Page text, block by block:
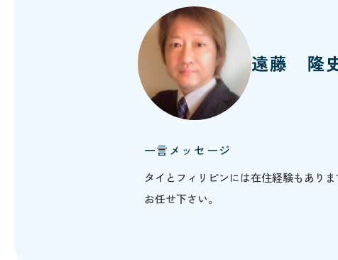
遠藤 隆
一言メッセージ
タイとフィリピンには在住経験もあり
お任せ下さい。